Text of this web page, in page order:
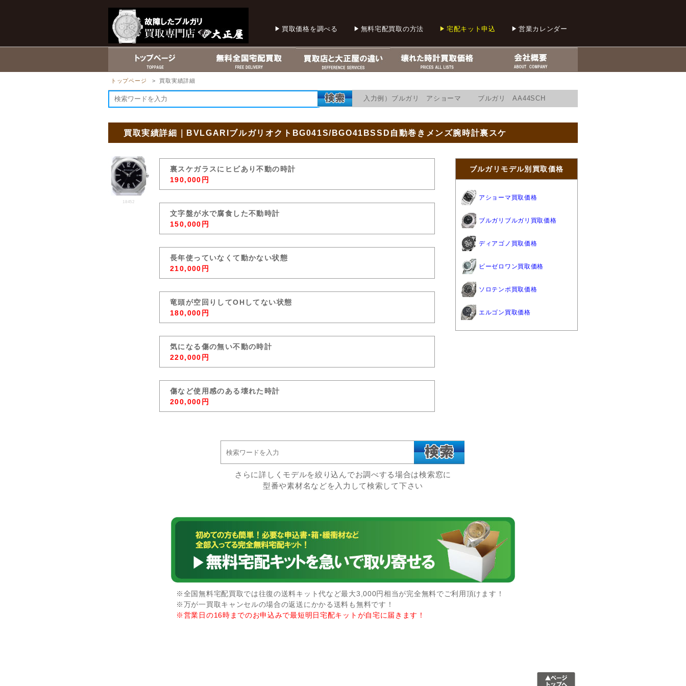
買取価格を調べる 無料宅配買取の方法 宅配キット申込 営業カレンダー
トップページ > 買取実績詳細
入力例）ブルガリ アショーマ ブルガリ AA44SCH
買取実績詳細｜BVLGARIブルガリオクトBG041S/BGO41BSSD自動巻きメンズ腕時計裏スケ
18452
裏スケガラスにヒビあり不動の時計
190,000円
文字盤が水で腐食した不動時計
150,000円
長年使っていなくて動かない状態
210,000円
竜頭が空回りしてOHしてない状態
180,000円
気になる傷の無い不動の時計
220,000円
傷など使用感のある壊れた時計
200,000円
ブルガリモデル別買取価格
アショーマ買取価格
ブルガリブルガリ買取価格
ディアゴノ買取価格
ビーゼロワン買取価格
ソロテンポ買取価格
エルゴン買取価格
さらに詳しくモデルを絞り込んでお調べする場合は検索窓に
型番や素材名などを入力して検索して下さい
※全国無料宅配買取では往復の送料キット代など最大3,000円相当が完全無料でご利用頂けます！
※万が一買取キャンセルの場合の返送にかかる送料も無料です！
※営業日の16時までのお申込みで最短明日宅配キットが自宅に届きます！